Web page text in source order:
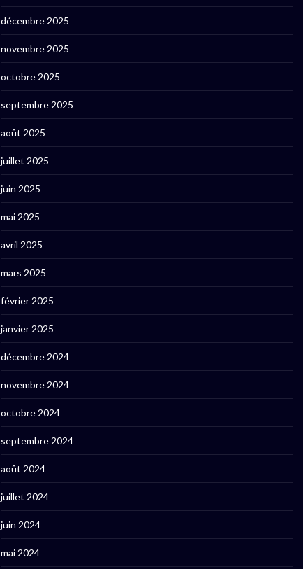
décembre 2025
novembre 2025
octobre 2025
septembre 2025
août 2025
juillet 2025
juin 2025
mai 2025
avril 2025
mars 2025
février 2025
janvier 2025
décembre 2024
novembre 2024
octobre 2024
septembre 2024
août 2024
juillet 2024
juin 2024
mai 2024